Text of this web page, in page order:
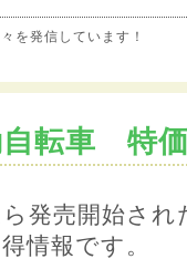
を発信しています！
転車 特
発売開始され
情報です。